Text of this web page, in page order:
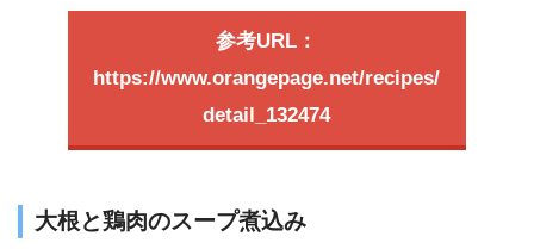
参考URL：
https://www.orangepage.net/recipes/
detail_132474
大根と鶏肉のスープ煮込み